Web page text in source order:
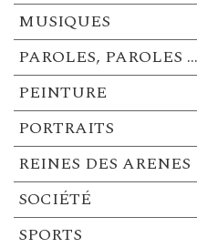
MUSIQUES
PAROLES, PAROLES …
PEINTURE
PORTRAITS
REINES DES ARENES
SOCIÉTÉ
SPORTS